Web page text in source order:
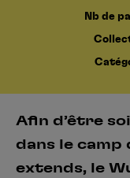
Nb de
Afin d’être
dans le
extends, le